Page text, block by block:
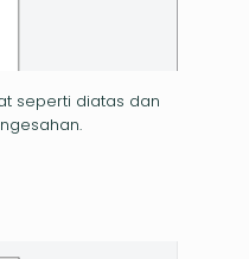
seperti diatas dan